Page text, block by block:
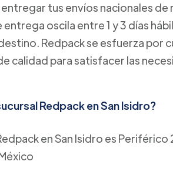
tus envíos nacionales de
oscila entre 1 y 3 días
Redpack se esfuerza por
calidad para satisfacer las
Redpack en San Isidro?
en San Isidro es Periférico